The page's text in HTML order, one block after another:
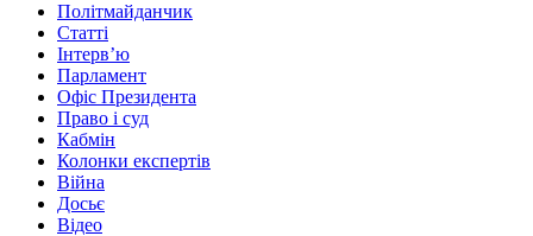
Політмайданчик
Статті
Інтервʼю
Парламент
Офіс Президента
Право і суд
Кабмін
Колонки експертів
Війна
Досьє
Відео